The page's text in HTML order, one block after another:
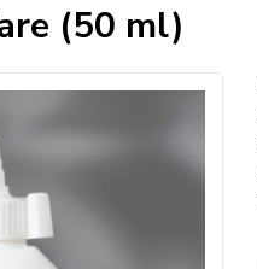
(50 ml)